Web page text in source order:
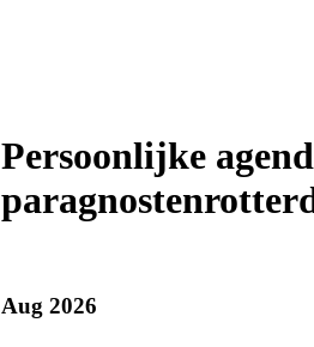
Persoonlijke
Aug 2026